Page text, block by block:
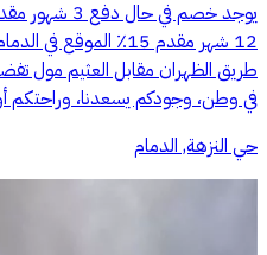
12 شهر مقدم 15٪
طريق الظهران مقابل العثيم مول
في وطن، وجودكم يسعدنا، وراحتكم
حي النزهة, الدمام